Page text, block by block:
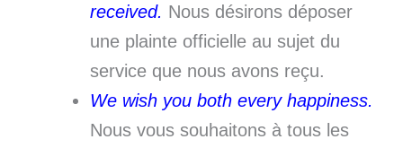
received. Nous désirons déposer
une plainte officielle au sujet du
service que nous avons reçu.
We wish you both every happiness.
Nous vous souhaitons à tous les